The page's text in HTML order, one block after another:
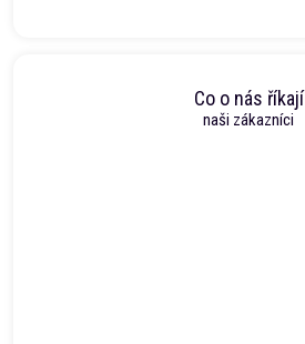
Co o nás říkají
naši zákazníci